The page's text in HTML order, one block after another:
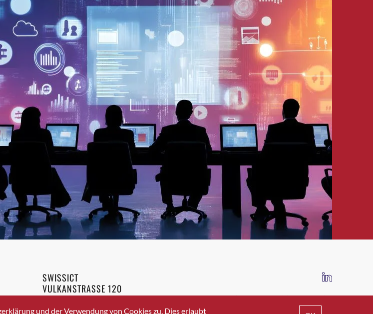
Bolligen
Bonaduz
Bonstetten
Bottighofen
Bremgarten bei Bern
Brig-Glis
Bronschhofen
Brugg
Brugg AG
Burgdorf
Bäretswil
Bülach
Cazis
Crissier
Davos Platz
SWISSICT
VULKANSTRASSE 120
8048 ZURICH
IMPRESSUM DATENSCHUTZ AGB
und der Verwendung von Cookies zu. Dies erlaubt